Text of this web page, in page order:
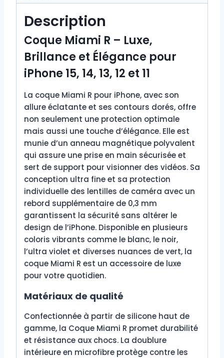
Description
Coque Miami R – Luxe,
Brillance et Élégance pour
iPhone 15, 14, 13, 12 et 11
La coque Miami R pour iPhone, avec son
allure éclatante et ses contours dorés, offre
non seulement une protection optimale
mais aussi une touche d’élégance. Elle est
munie d’un anneau magnétique polyvalent
qui assure une prise en main sécurisée et
sert de support pour visionner des vidéos. Sa
conception ultra fine et sa protection
individuelle des lentilles de caméra avec un
rebord supplémentaire de 0,3 mm
garantissent la sécurité sans altérer le
design de l’iPhone. Disponible en plusieurs
coloris vibrants comme le blanc, le noir,
l’ultra violet et diverses nuances de vert, la
coque Miami R est un accessoire de luxe
pour votre quotidien.
Matériaux de qualité
Confectionnée à partir de silicone haut de
gamme, la Coque Miami R promet durabilité
et résistance aux chocs. La doublure
intérieure en microfibre protège contre les